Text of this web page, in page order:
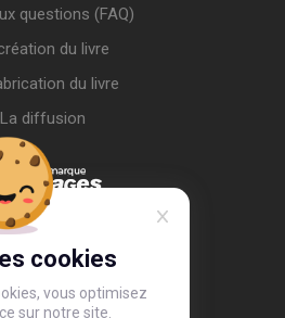
cookies
vous optimisez
sur notre site.
questions (FAQ)
du livre
du livre
La diffusion